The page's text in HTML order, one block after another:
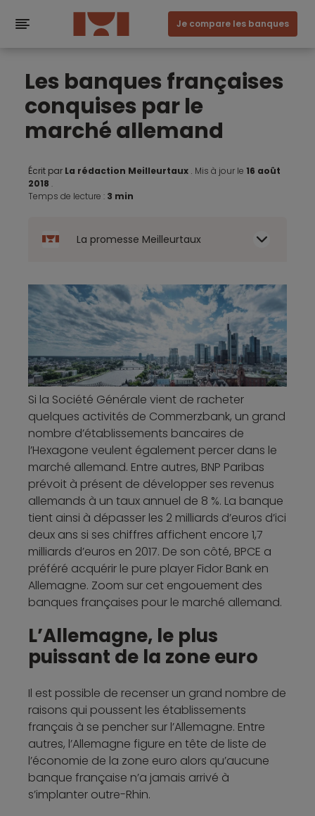
Je compare les banques
Les banques françaises
conquises par le
marché allemand
Écrit par La rédaction Meilleurtaux . Mis à jour le 16 août
2018 .
Temps de lecture : 3 min
La promesse Meilleurtaux
Si la Société Générale vient de racheter
quelques activités de Commerzbank, un grand
nombre d’établissements bancaires de
l’Hexagone veulent également percer dans le
marché allemand. Entre autres, BNP Paribas
prévoit à présent de développer ses revenus
allemands à un taux annuel de 8 %. La banque
tient ainsi à dépasser les 2 milliards d’euros d’ici
deux ans si ses chiffres affichent encore 1,7
milliards d’euros en 2017. De son côté, BPCE a
préféré acquérir le pure player Fidor Bank en
Allemagne. Zoom sur cet engouement des
banques françaises pour le marché allemand.
L’Allemagne, le plus
puissant de la zone euro
Il est possible de recenser un grand nombre de
raisons qui poussent les établissements
français à se pencher sur l’Allemagne. Entre
autres, l’Allemagne figure en tête de liste de
l’économie de la zone euro alors qu’aucune
banque française n’a jamais arrivé à
s’implanter outre-Rhin.